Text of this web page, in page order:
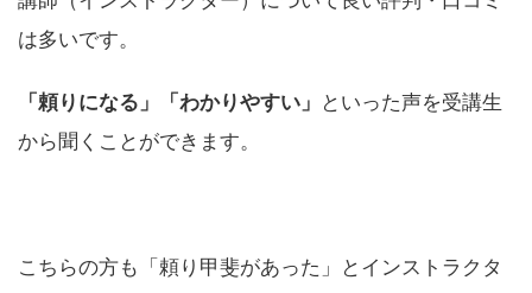
は多いです。
「頼りになる」「わかりやすい」 といった声を受講生
から聞くことができます。
こちらの方も「頼り甲斐があった」とインストラクタ